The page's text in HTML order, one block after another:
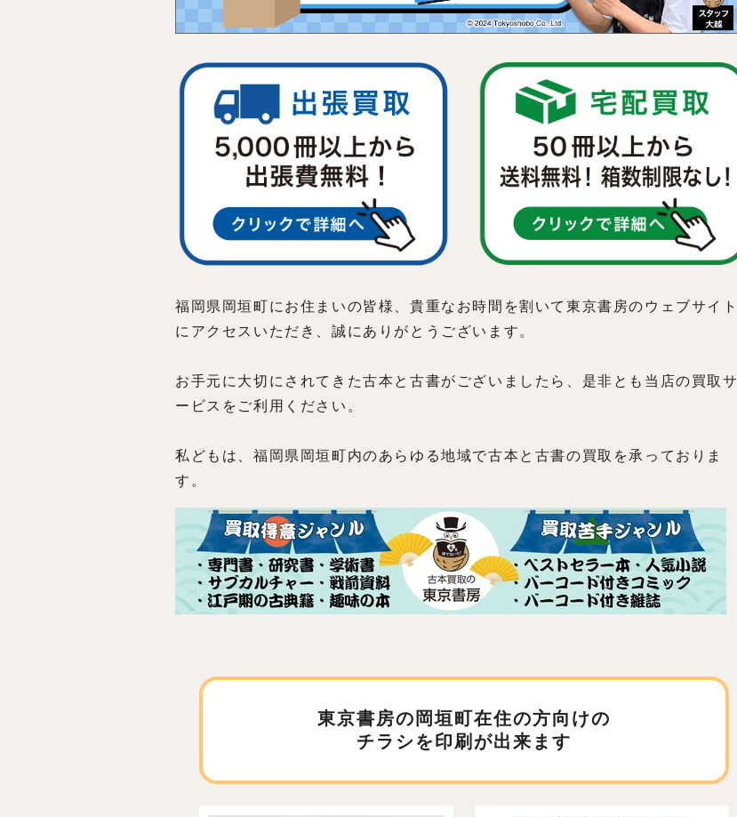
福岡県岡垣町にお住まいの皆様、貴重なお時間を割いて東京書房のウェブサイト
にアクセスいただき、誠にありがとうございます。
お手元に大切にされてきた古本と古書がございましたら、是非とも当店の買取サ
ービスをご利用ください。
私どもは、福岡県岡垣町内のあらゆる地域で古本と古書の買取を承っておりま
す。
東京書房の岡垣町在住の方向けの
チラシを印刷が出来ます